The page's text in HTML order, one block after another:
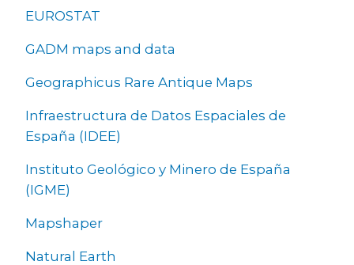
EUROSTAT
GADM maps and data
Geographicus Rare Antique Maps
Infraestructura de Datos Espaciales de
España (IDEE)
Instituto Geológico y Minero de España
(IGME)
Mapshaper
Natural Earth